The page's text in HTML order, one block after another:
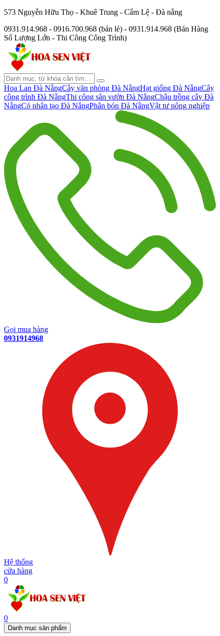
573 Nguyễn Hữu Thọ - Khuê Trung - Cẩm Lệ - Đà nẵng
0931.914.968 - 0916.700.968 (bán lẻ) - 0931.914.968 (Bán Hàng
Số Lượng Lớn - Thi Công Công Trình)
Hoa Lan Đà NẵngCây văn phòng Đà NẵngHạt giống Đà NẵngCây
công trình Đà NẵngThi công sân vườn Đà NẵngChậu trồng cây Đà
NẵngCỏ nhân tạo Đà NẵngPhân bón Đà NẵngVật tư nông nghiệp
Gọi mua hàng
0931914968
Hệ thống
cửa hàng
0
0
Danh mục sản phẩm